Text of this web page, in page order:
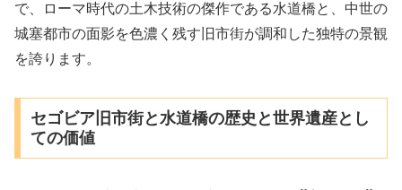
で、ローマ時代の土木技術の傑作である水道橋と、中世の
城塞都市の面影を色濃く残す旧市街が調和した独特の景観
を誇ります。
セゴビア旧市街と水道橋の歴史と世界遺産とし
ての価値